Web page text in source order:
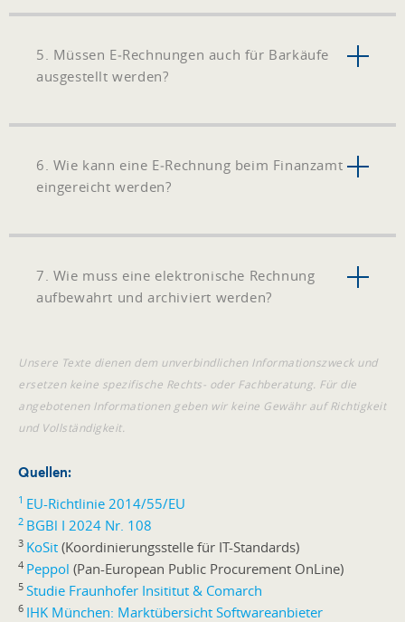
5. Müssen E‑Rechnungen auch für Barkäufe
ausgestellt werden?
6. Wie kann eine E‑Rechnung beim Finanzamt
eingereicht werden?
7. Wie muss eine elektronische Rechnung
aufbewahrt und archiviert werden?
Unsere Texte dienen dem unverbindlichen Informationszweck und
ersetzen keine spezifische Rechts- oder Fachberatung. Für die
angebotenen Informationen geben wir keine Gewähr auf Richtigkeit
und Vollständigkeit.
Quellen:
1 EU-Richtlinie 2014/55/EU
2 BGBl I 2024 Nr. 108
3 KoSit (Koordinierungsstelle für IT-Standards)
4 Peppol (Pan-European Public Procurement OnLine)
5 Studie Fraunhofer Insititut & Comarch
6 IHK München: Marktübersicht Softwareanbieter